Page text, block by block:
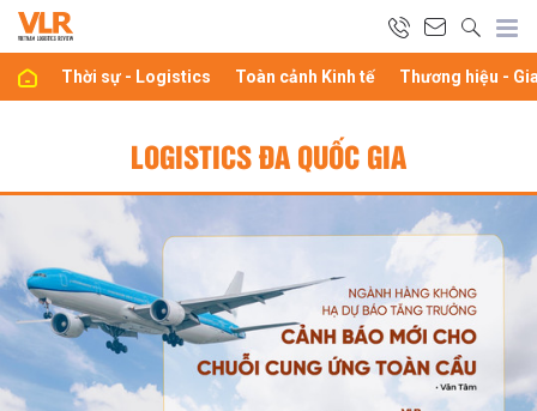
Thời sự - Logistics Toàn cảnh Kinh tế Thương hiệu -
LOGISTICS ĐA QUỐC GIA